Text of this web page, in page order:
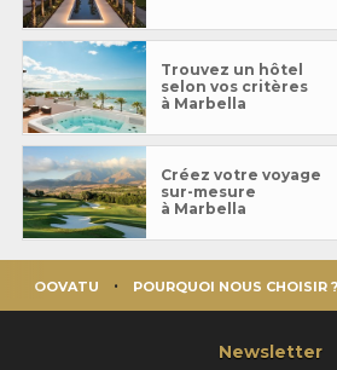
Trouvez un hôtel
selon vos critères
à Marbella
Créez votre voyage
sur-mesure
à Marbella
OOVATU POURQUOI NOUS CHOISIR ?
Newsletter